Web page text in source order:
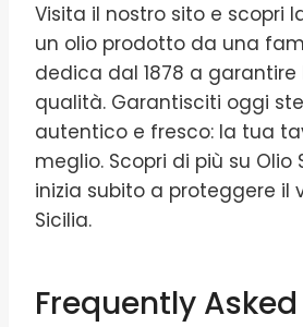
Visita il nostro sito e scopri
un olio prodotto da una
dedica dal 1878 a
qualità. Garantisciti oggi
autentico e fresco: la tua
meglio. Scopri di più su Olio
inizia subito a proteggere il
Sicilia.
Frequently Asked